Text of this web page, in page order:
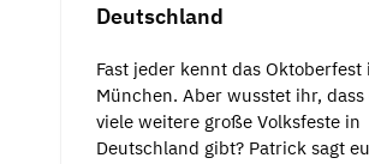
Deutschland
Fast jeder kennt das Oktoberfest
München. Aber wusstet ihr, dass
viele weitere große Volksfeste in
Deutschland gibt? Patrick sagt